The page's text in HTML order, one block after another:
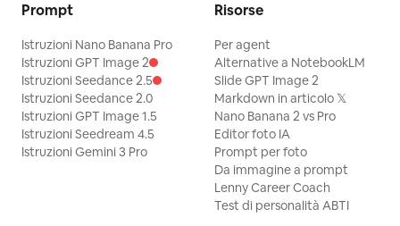
Prompt
Istruzioni Nano Banana Pro
Istruzioni GPT Image 2
Istruzioni Seedance 2.5
Istruzioni Seedance 2.0
Istruzioni GPT Image 1.5
Istruzioni Seedream 4.5
Istruzioni Gemini 3 Pro
Risorse
Per agent
Alternative a NotebookLM
Slide GPT Image 2
Markdown in articolo 𝕏
Nano Banana 2 vs Pro
Editor foto IA
Prompt per foto
Da immagine a prompt
Lenny Career Coach
Test di personalità ABTI